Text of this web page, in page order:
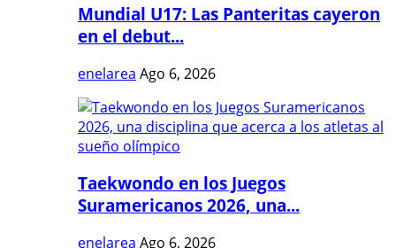
Mundial U17: Las Panteritas cayeron
en el debut...
enelarea Ago 6, 2026
Taekwondo en los Juegos
Suramericanos 2026, una...
enelarea Ago 6, 2026